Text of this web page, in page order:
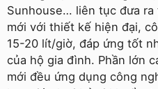
Sunhouse… liên tục đưa ra
mới với thiết kế hiện đại,
15-20 lít/giờ, đáp ứng tốt
của hộ gia đình. Phần lớn
mới đều ứng dụng công